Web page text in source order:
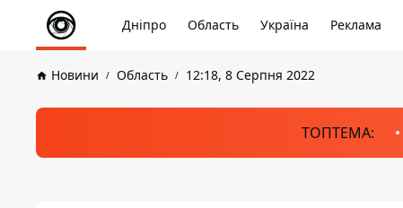
Дніпро Область Україна Реклама
Новини Область 12:18, 8 Серпня 2022
ТОПТЕМА: